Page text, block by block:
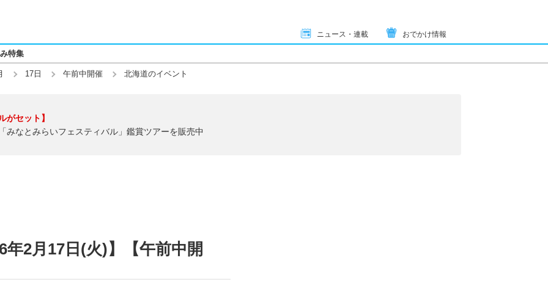
ニュース・連載 おでかけ情報
特集
17日 午前中開催 北海道のイベント
がセット】
みなとみらいフェスティバル」鑑賞ツアーを販売中
2月17日(火)】【午前中開